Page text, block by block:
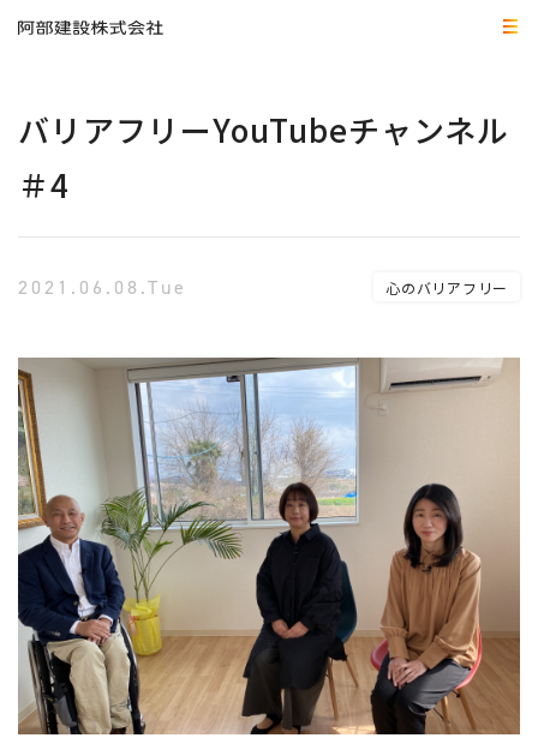
バリアフリーYouTubeチャンネル
＃4
2021.06.08.Tue 心のバリアフリー